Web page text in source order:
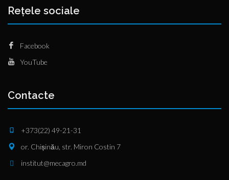
Rețele sociale
Facebook
YouTube
Contacte
+373(22) 49-21-31
or. Chișinău, str. Miron Costin 7
institut@mecagro.md